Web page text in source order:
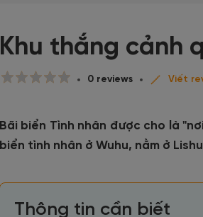
Khu thắng cảnh
0 reviews Viết
Bãi biển Tình nhân được cho là
biển tình nhân ở Wuhu, nằm ở
Thông tin cần biết